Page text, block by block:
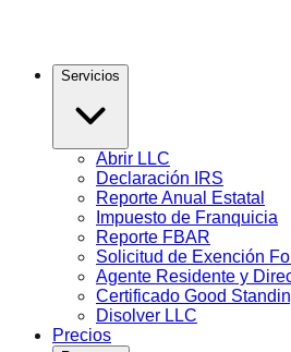
Servicios
Abrir LLC
Declaración IRS
Reporte Anual Estatal
Impuesto de Franquicia
Reporte FBAR
Solicitud de Exención
Agente Residente y
Certificado Good
Disolver LLC
Precios